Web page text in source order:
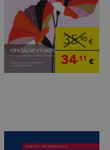
35,90€
34,11 €